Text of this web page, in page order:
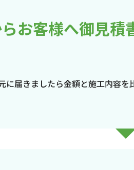
お客様へ御見積
に届きましたら金額と施工内容